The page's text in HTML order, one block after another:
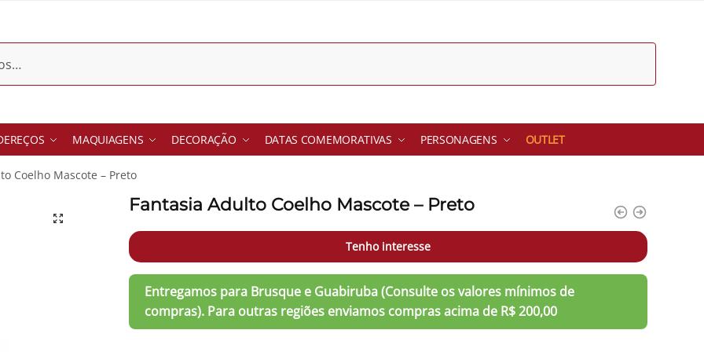
MAQUIAGENS DECORAÇÃO DATAS COMEMORATIVAS PERSONAGENS OUTLET
Coelho Mascote – Preto
Fantasia Adulto Coelho Mascote – Preto
Tenho interesse